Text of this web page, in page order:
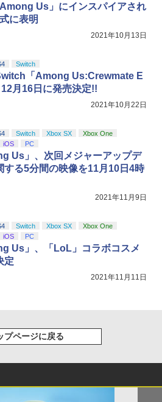
Us」にインスパイアされ
に表明
2021年10月13日
Switch
「Among Us:Crewmate E
月16日に発売決定!!
2021年10月22日
Switch Xbox SX
Xbox One
iOS PC
Us」、次回メジャーアップデ
する5分間の映像を11月10日4時
2021年11月9日
Switch Xbox SX
Xbox One
iOS PC
Us」、「LoL」コラボコスメ
定
2021年11月11日
プページに戻る